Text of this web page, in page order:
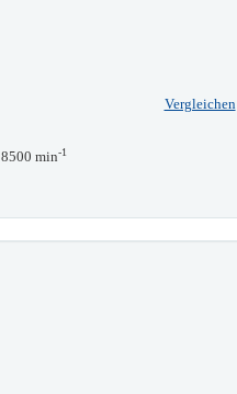
Vergleichen
8500 min-1